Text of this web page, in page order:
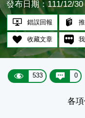
發布日期：111/12/30
錯誤回報
收藏文章
533 0
各